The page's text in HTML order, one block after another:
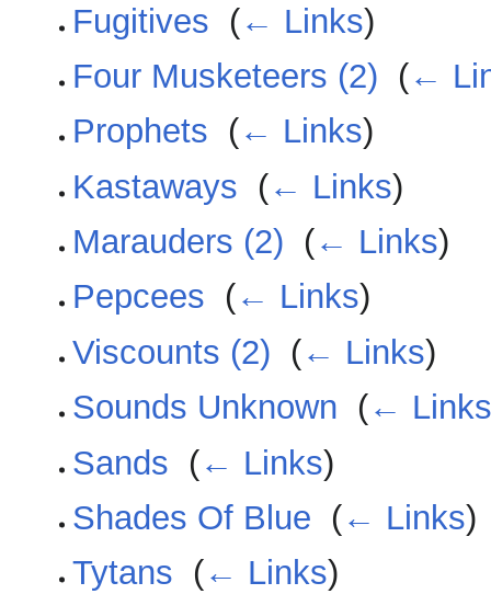
Fugitives (← Links)
Four Musketeers (2) (←
Prophets (← Links)
Kastaways (← Links)
Marauders (2) (← Links)
Pepcees (← Links)
Viscounts (2) (← Links)
Sounds Unknown (←
Sands (← Links)
Shades Of Blue (← Links)
Tytans (← Links)